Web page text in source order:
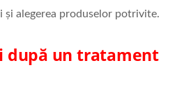
și alegerea produselor potrivite.
după un tratament